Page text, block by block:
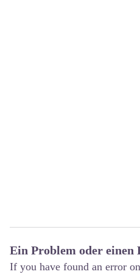
Ein Problem oder einen
If you have found an error